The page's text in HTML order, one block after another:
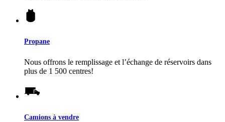
Propane
Nous offrons le remplissage et l’échange de réservoirs dans
plus de 1 500 centres!
Camions à vendre